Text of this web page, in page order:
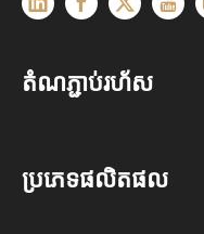
តំណភ្ជាប់រហ័ស
ប្រភេទផលិតផល